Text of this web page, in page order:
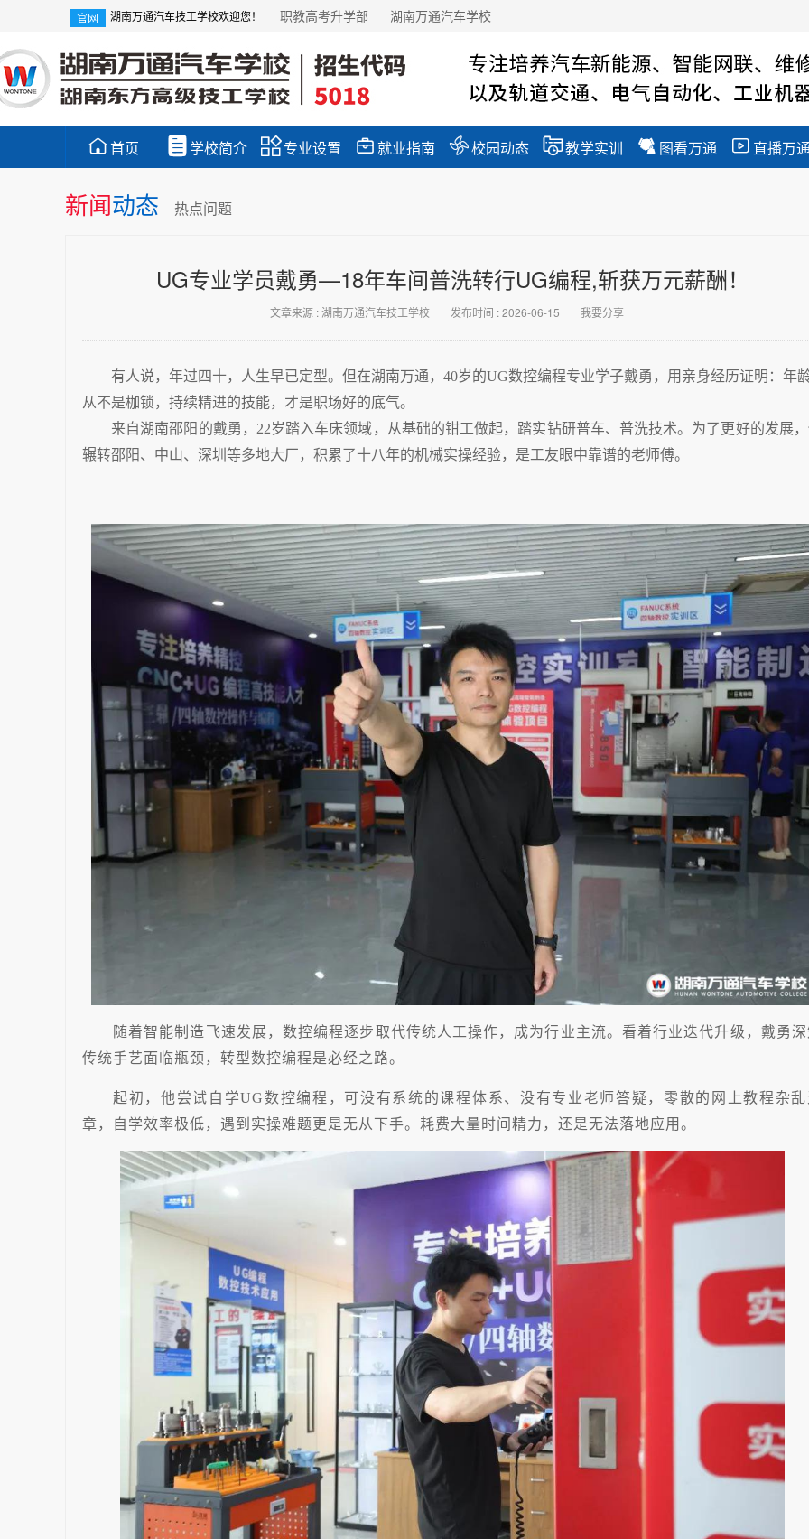
官网 湖南万通汽车技工学校欢迎您！ 职教高考升学部 湖南万通汽车学校
首页  学校简介 专业设置 就业指南 校园动态 教学实训  图看万通  直播万
新闻动态 热点问题
UG专业学员戴勇—18年车间普洗转行UG编程,斩获万元薪酬！
文章来源 : 湖南万通汽车技工学校 发布时间 : 2026-06-15 我要分享
有人说，年过四十，人生早已定型。但在湖南万通，40岁的UG数控编程专业学子戴勇，用亲身经历证明：年
从不是枷锁，持续精进的技能，才是职场好的底气。
来自湖南邵阳的戴勇，22岁踏入车床领域，从基础的钳工做起，踏实钻研普车、普洗技术。为了更好的发展
辗转邵阳、中山、深圳等多地大厂，积累了十八年的机械实操经验，是工友眼中靠谱的老师傅。
随着智能制造飞速发展，数控编程逐步取代传统人工操作，成为行业主流。看着行业迭代升级，戴勇
传统手艺面临瓶颈，转型数控编程是必经之路。
起初，他尝试自学UG数控编程，可没有系统的课程体系、没有专业老师答疑，零散的网上教程杂
章，自学效率极低，遇到实操难题更是无从下手。耗费大量时间精力，还是无法落地应用。